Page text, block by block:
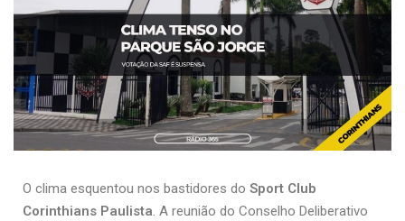
O clima esquentou nos bastidores do Sport Club
Corinthians Paulista. A reunião do Conselho Deliberativo